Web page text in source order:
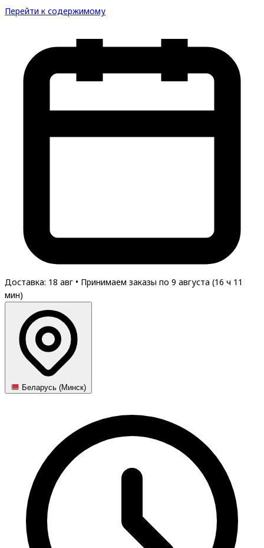
Перейти к содержимому
Доставка: 18 авг • Принимаем заказы по 9 августа (16 ч 11
мин)
Беларусь (Минск)